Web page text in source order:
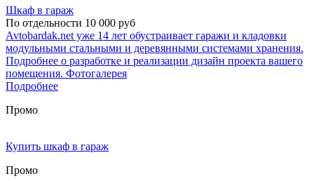
Шкаф в гараж
По отдельности 10 000 руб
Avtobardak.net уже 14 лет обустраивает гаражи и кладовки
модульными стальными и деревянными системами хранения.
Подробнее о разработке и реализации дизайн проекта вашего
помещения. Фотогалерея
Подробнее
Промо
Купить шкаф в гараж
Промо